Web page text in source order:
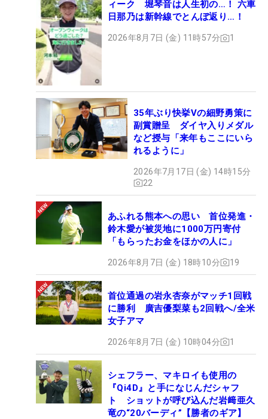
ィーク 堀琴音は人生初の…！ 六車
日那乃は新幹線でとんぼ返り…！
2026年8月7日 (金) 11時57分 1
35年ぶり快挙Vの細野勇策に
副賞贈呈 ダイヤ入りメダル
など授与「来年もここにいら
れるように」
2026年7月17日 (金) 14時15分
22
あふれる熊本への思い 首位発進・
鈴木愛が被災地に1000万円寄付
「もらったお金をほかの人に」
2026年8月7日 (金) 18時10分 19
首位通過の岩永杏奈がマッチ1回戦
に勝利 廣吉優梨菜も2回戦へ/全米
女子アマ
2026年8月7日 (金) 10時04分 1
シェフラー、マキロイも使用の
『Qi4D』と手になじんだシャフ
ト ショットが呼び込んだ岩﨑亜久
竜の“20バーディ”【勝者のギア】